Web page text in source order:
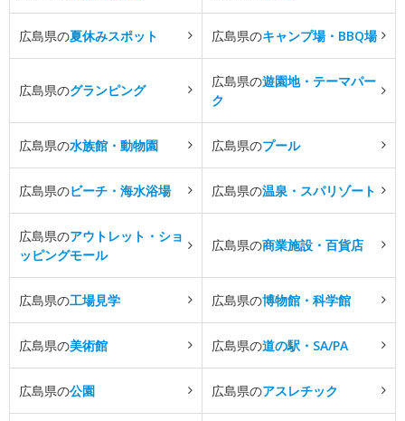
広島県の夏休みスポット 広島県のキャンプ場・BBQ場
広島県のグランピング
広島県の遊園地・テーマパー
ク
広島県の水族館・動物園 広島県のプール
広島県のビーチ・海水浴場 広島県の温泉・スパリゾート
広島県のアウトレット・ショ
ッピングモール
広島県の商業施設・百貨店
広島県の工場見学 広島県の博物館・科学館
広島県の美術館 広島県の道の駅・SA/PA
広島県の公園 広島県のアスレチック